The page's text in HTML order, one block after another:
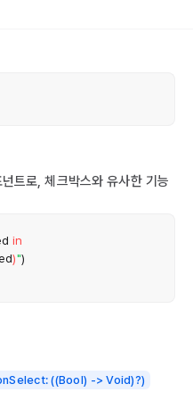
트로, 체크박스와 유사한 기능
in
)")
((Bool) -> Void)?)